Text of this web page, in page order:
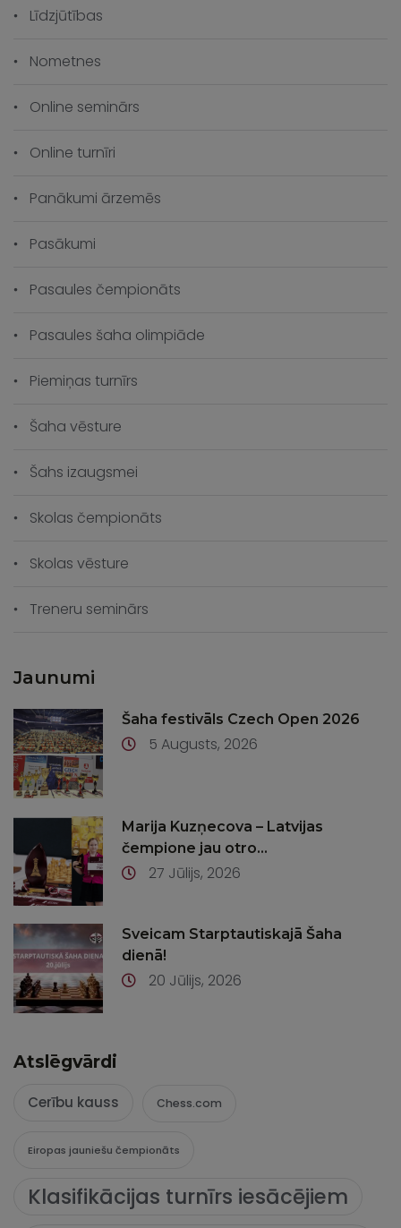
Līdzjūtības
Nometnes
Online seminārs
Online turnīri
Panākumi ārzemēs
Pasākumi
Pasaules čempionāts
Pasaules šaha olimpiāde
Piemiņas turnīrs
Šaha vēsture
Šahs izaugsmei
Skolas čempionāts
Skolas vēsture
Treneru seminārs
Jaunumi
Šaha festivāls Czech Open 2026
5 Augusts, 2026
Marija Kuzņecova – Latvijas
čempione jau otro...
27 Jūlijs, 2026
Sveicam Starptautiskajā Šaha
dienā!
20 Jūlijs, 2026
Atslēgvārdi
Cerību kauss Chess.com
Eiropas jauniešu čempionāts
Klasifikācijas turnīrs iesācējiem